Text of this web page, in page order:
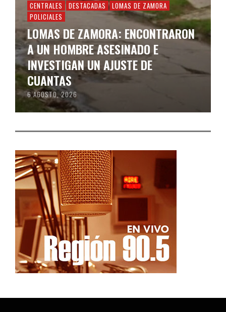
CENTRALES DESTACADAS
LOMAS DE ZAMORA
POLICIALES
LOMAS DE ZAMORA: ENCONTRARON
A UN HOMBRE ASESINADO E
INVESTIGAN UN AJUSTE DE
CUANTAS
6 AGOSTO, 2026